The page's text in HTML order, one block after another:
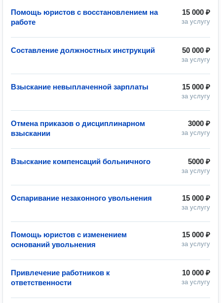
15 000 ₽
за услугу
Помощь юристов с восстановлением на
работе
50 000 ₽
за услугу
Составление должностных инструкций
15 000 ₽
за услугу
Взыскание невыплаченной зарплаты
3000 ₽
за услугу
Отмена приказов о дисциплинарном
взыскании
5000 ₽
за услугу
Взыскание компенсаций больничного
15 000 ₽
за услугу
Оспаривание незаконного увольнения
15 000 ₽
за услугу
Помощь юристов с изменением
оснований увольнения
10 000 ₽
за услугу
Привлечение работников к
ответственности